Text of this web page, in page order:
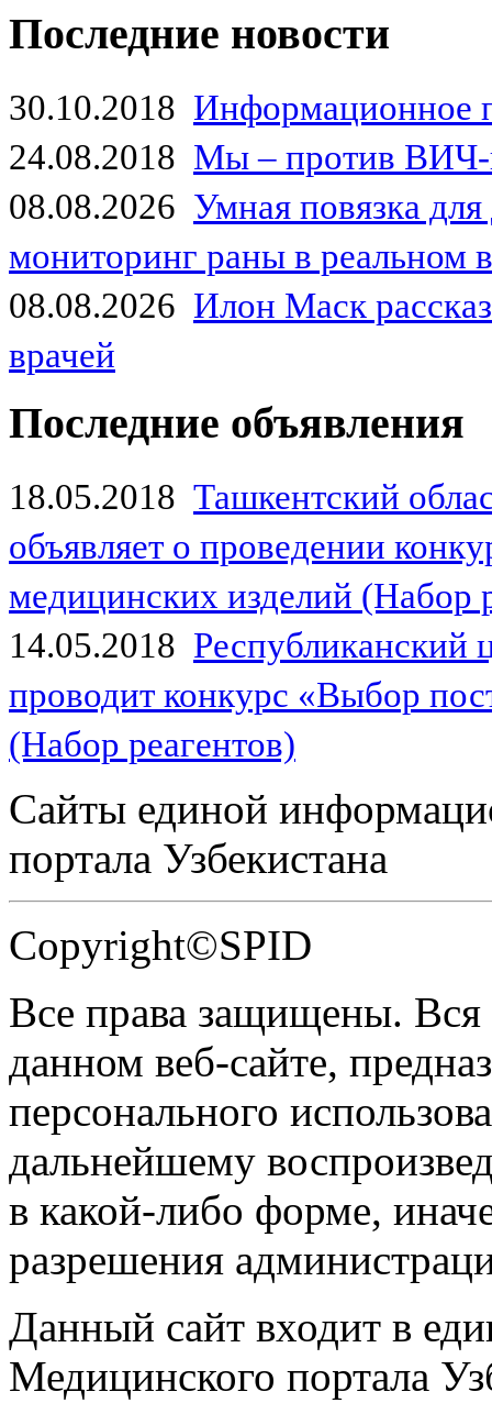
Последние новости
30.10.2018 Информационное
24.08.2018 Мы – против
08.08.2026 Умная повязка
мониторинг раны в реальном
08.08.2026 Илон Маск
врачей
Последние объявления
18.05.2018 Ташкентский
объявляет о проведении
медицинских изделий (Набор
14.05.2018
проводит конкурс «Выбор
(Набор реагентов)
Сайты единой
портала Узбекистана
Copyright©SPID
Все права защищены.
данном веб-сайте,
персонального
дальнейшему
в какой-либо форме,
разрешения
Данный сайт входит в
Медицинского портала